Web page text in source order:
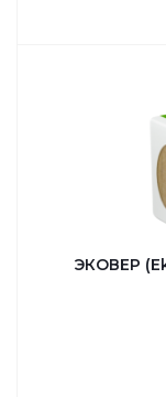
ЭКОВЕР